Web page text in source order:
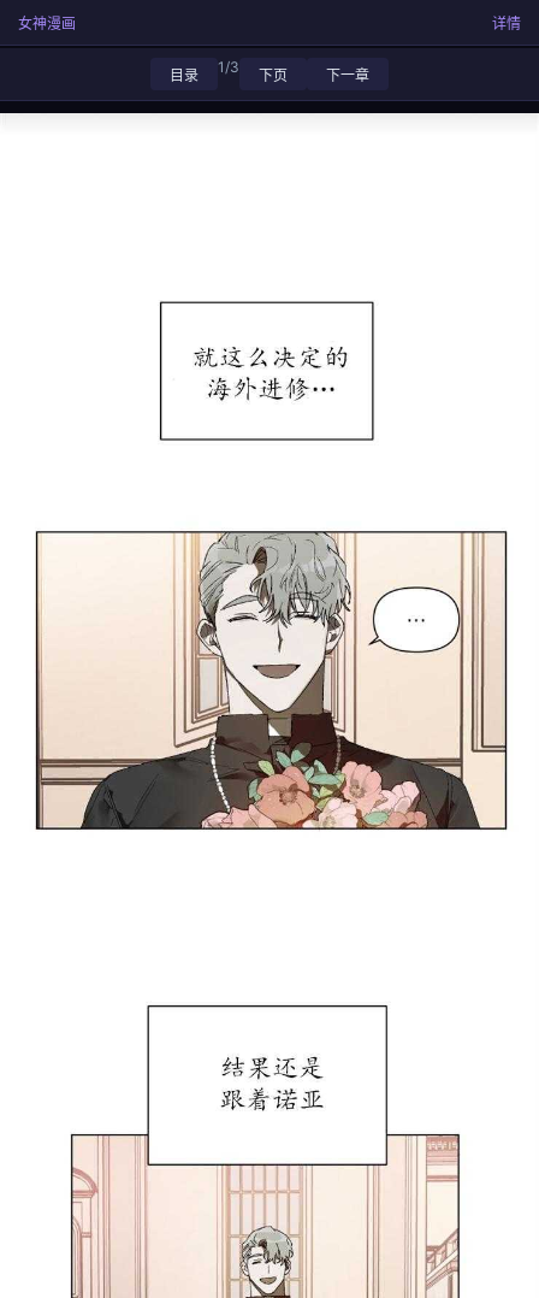
女神漫画 详情
目录 1/3 下页 下一章